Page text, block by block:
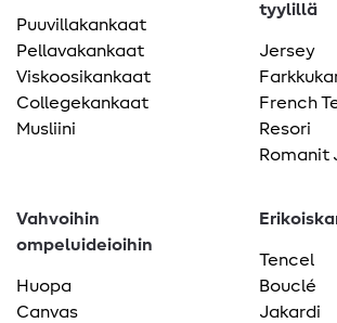
Puuvillakankaat
Pellavakankaat
Viskoosikankaat
Collegekankaat
Musliini
tyylillä
Jersey
French
Resori
Romanit
Vahvoihin
ompeluideioihin
Huopa
Canvas
Tencel
Bouclé
Jakardi